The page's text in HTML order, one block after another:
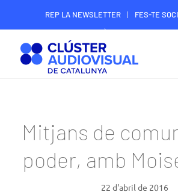
REP LA NEWSLETTER FES-TE SOCI
ÀREA DIGITAL SOCIS
Mitjans de
poder, amb
22 d'abril de 2016